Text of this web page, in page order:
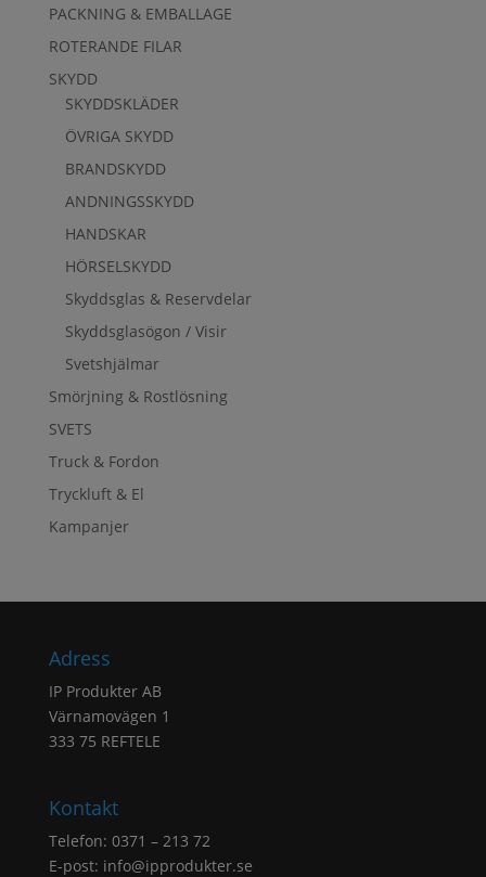
PACKNING & EMBALLAGE
ROTERANDE FILAR
SKYDD
SKYDDSKLÄDER
ÖVRIGA SKYDD
BRANDSKYDD
ANDNINGSSKYDD
HANDSKAR
HÖRSELSKYDD
Skyddsglas & Reservdelar
Skyddsglasögon / Visir
Svetshjälmar
Smörjning & Rostlösning
SVETS
Truck & Fordon
Tryckluft & El
Kampanjer
Adress
IP Produkter AB
Värnamovägen 1
333 75 REFTELE
Kontakt
Telefon: 0371 – 213 72
E-post: info@ipprodukter.se